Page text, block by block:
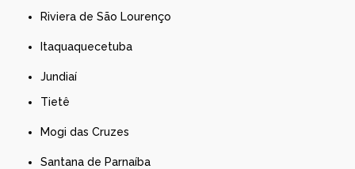
Riviera de São Lourenço
Itaquaquecetuba
Jundiaí
Tietê
Mogi das Cruzes
Santana de Parnaíba